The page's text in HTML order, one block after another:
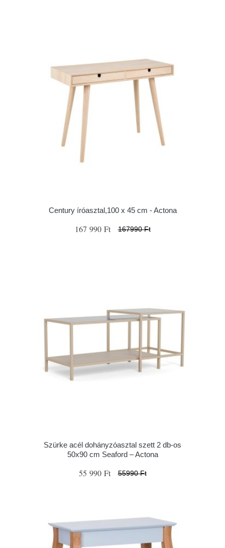
Century íróasztal,100 x 45 cm - Actona
167 990 Ft 167990 Ft
Szürke acél dohányzóasztal szett 2 db-os
50x90 cm Seaford – Actona
55 990 Ft 55990 Ft